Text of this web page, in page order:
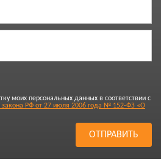
моих персональных данных в соответствии с
закона РФ от 27 июля 2006 года № 152-ФЗ «О